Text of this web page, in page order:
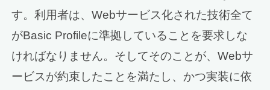
す。利用者は、Webサービス化された技術全て
がBasic Profileに準拠していることを要求しな
ければなりません。そしてそのことが、Webサ
ービスが約束したことを満たし、かつ実装に依